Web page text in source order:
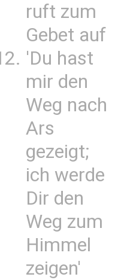
ruft zum
Gebet auf
'Du hast
mir den
Weg nach
Ars
gezeigt;
ich werde
Dir den
Weg zum
Himmel
zeigen'